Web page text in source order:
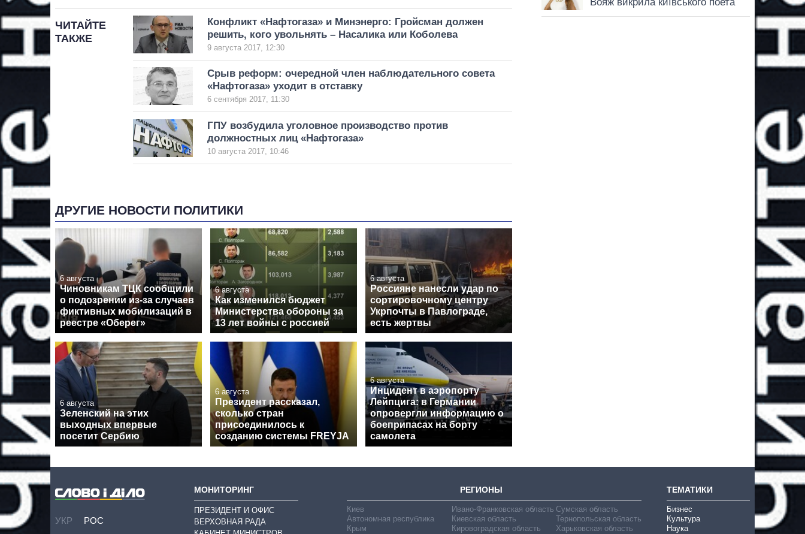
ЧИТАЙТЕ
ТАКЖЕ
Конфликт «Нафтогаза» и Минэнерго: Гройсман должен
решить, кого увольнять – Насалика или Коболева
9 августа 2017, 12:30
Срыв реформ: очередной член наблюдательного совета
«Нафтогаза» уходит в отставку
6 сентября 2017, 11:30
ГПУ возбудила уголовное производство против
должностных лиц «Нафтогаза»
10 августа 2017, 10:46
ДРУГИЕ НОВОСТИ ПОЛИТИКИ
6 августа
Чиновникам ТЦК сообщили
о подозрении из-за случаев
фиктивных мобилизаций в
реестре «Оберег»
6 августа
Как изменился бюджет
Министерства обороны за
13 лет войны с россией
6 августа
Россияне нанесли удар по
сортировочному центру
Укрпочты в Павлограде,
есть жертвы
6 августа
Зеленский на этих
выходных впервые
посетит Сербию
6 августа
Президент рассказал,
сколько стран
присоединилось к
созданию системы FREYJA
6 августа
Инцидент в аэропорту
Лейпцига: в Германии
опровергли информацию о
боеприпасах на борту
самолета
УКР РОС
МОНИТОРИНГ
ПРЕЗИДЕНТ И ОФИС
ВЕРХОВНАЯ РАДА
РЕГИОНЫ
Киев
Автономная республика
Крым
Ивано-Франковская область
Киевская область
Кировоградская область
Сумская область
Тернопольская область
Харьковская область
ТЕМАТИКИ
Бизнес
Культура
Наука